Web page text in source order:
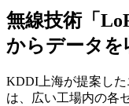
無線技術「
からデータを
KDDI上海が提案し
は、広い工場内の各